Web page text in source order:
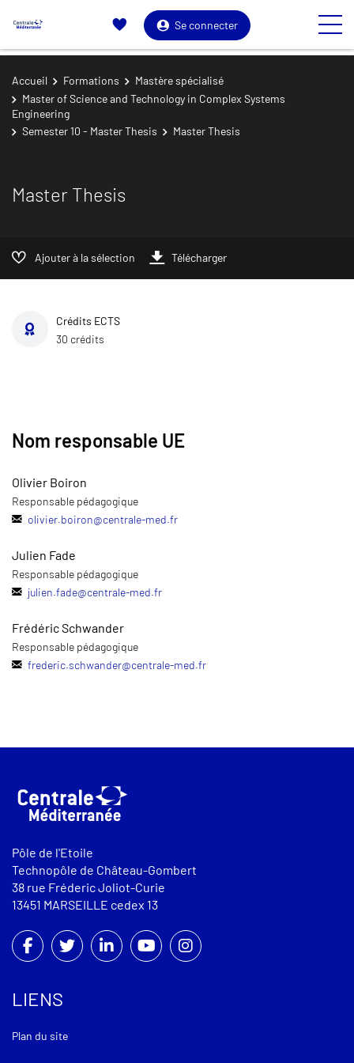
Se connecter
Accueil Formations
Mastère spécialisé
Master of Science and Technology in Complex Systems
Engineering
Semester 10 - Master Thesis
Master Thesis
Master Thesis
Ajouter à la sélection Télécharger
Crédits ECTS
30 crédits
Nom responsable UE
Olivier Boiron
Responsable pédagogique
olivier.boiron@centrale-med.fr
Julien Fade
Responsable pédagogique
julien.fade@centrale-med.fr
Frédéric Schwander
Responsable pédagogique
frederic.schwander@centrale-med.fr
Pôle de l'Etoile
Technopôle de Château-Gombert
38 rue Fréderic Joliot-Curie
13451 MARSEILLE cedex 13
LIENS
Plan du site